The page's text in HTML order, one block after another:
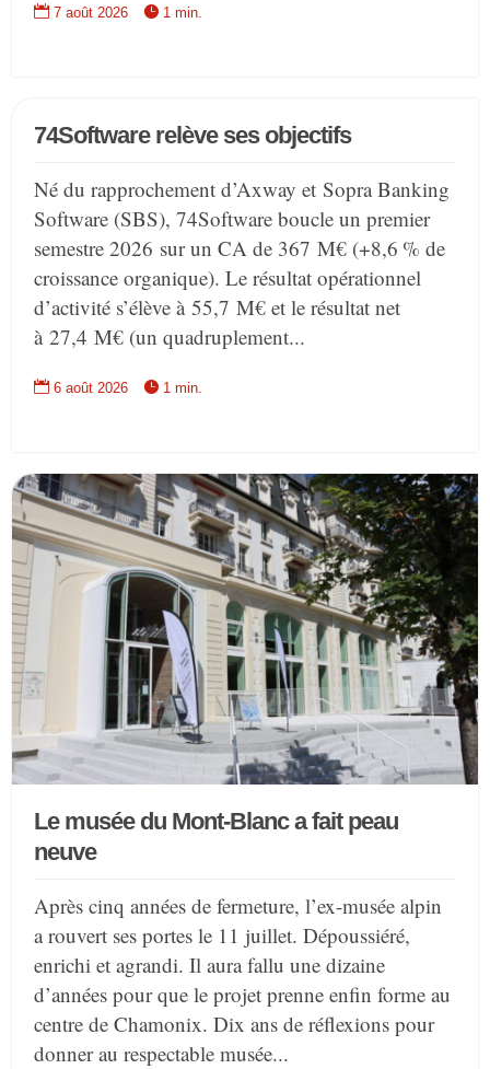
 7 août 2026  1 min.
74Software relève ses objectifs
Né du rapprochement d’Axway et Sopra Banking
Software (SBS), 74Software boucle un premier
semestre 2026 sur un CA de 367 M€ (+8,6 % de
croissance organique). Le résultat opérationnel
d’activité s’élève à 55,7 M€ et le résultat net
à 27,4 M€ (un quadruplement...
 6 août 2026  1 min.
Le musée du Mont-Blanc a fait peau
neuve
Après cinq années de fermeture, l’ex-musée alpin
a rouvert ses portes le 11 juillet. Dépoussiéré,
enrichi et agrandi. Il aura fallu une dizaine
d’années pour que le projet prenne enfin forme au
centre de Chamonix. Dix ans de réflexions pour
donner au respectable musée...